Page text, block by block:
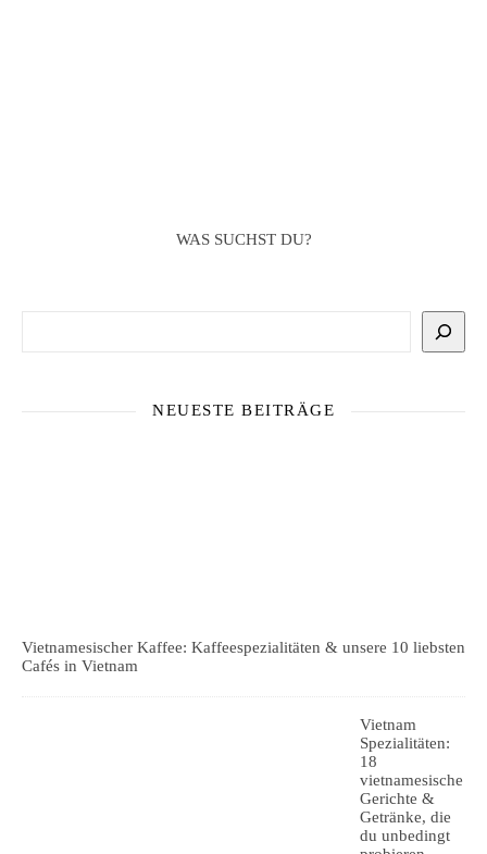
WAS SUCHST DU?
NEUESTE BEITRÄGE
Vietnamesischer Kaffee: Kaffeespezialitäten & unsere 10 liebsten
Cafés in Vietnam
Vietnam
Spezialitäten:
18
vietnamesische
Gerichte &
Getränke, die
du unbedingt